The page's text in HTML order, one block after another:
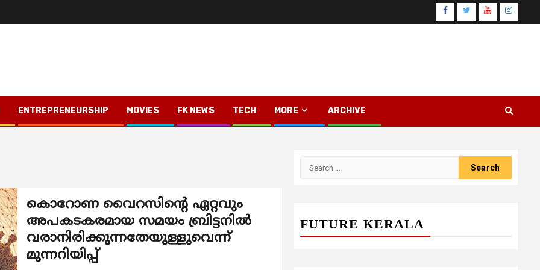
Facebook
TwitterYoutube
ENTREPRENEURSHIP MOVIES FK NEWS TECH MORE ARCHIVE
കൊറോണ വൈറസിന്റെ ഏറ്റവും
അപകടകരമായ സമയം ബ്രിട്ടനിൽ
വരാനിരിക്കുന്നതേയുള്ളുവെന്ന്
മുന്നറിയിപ്പ്
FUTURE KERALA